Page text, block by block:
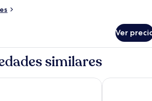
Ver
similares
Eco Stays 7 Apple Hotel